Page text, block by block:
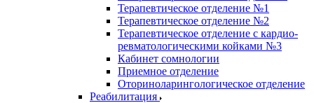
Терапевтическое отделение №1
Терапевтическое отделение №2
Терапевтическое отделение с кардио-
ревматологическими койками №3
Кабинет сомнологии
Приемное отделение
Оториноларингологическое отделение
Реабилитация